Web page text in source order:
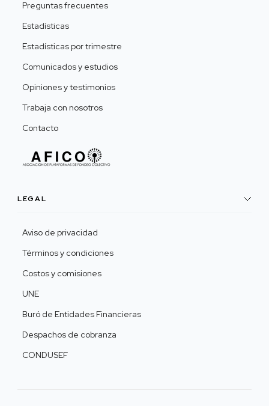
Preguntas frecuentes
Estadísticas
Estadísticas por trimestre
Comunicados y estudios
Opiniones y testimonios
Trabaja con nosotros
Contacto
LEGAL
Aviso de privacidad
Términos y condiciones
Costos y comisiones
UNE
Buró de Entidades Financieras
Despachos de cobranza
CONDUSEF